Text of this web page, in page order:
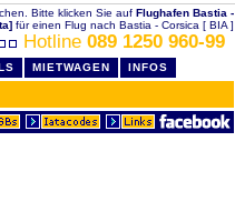
Bitte klicken Sie auf Flughafen Bastia -
für einen Flug nach Bastia - Corsica [ BIA ]
Hotline 089 1250 960-99
MIETWAGEN INFOS